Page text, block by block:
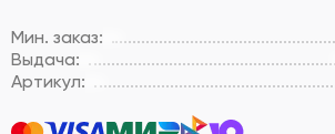
Мин. заказ:
Выдача:
Артикул: